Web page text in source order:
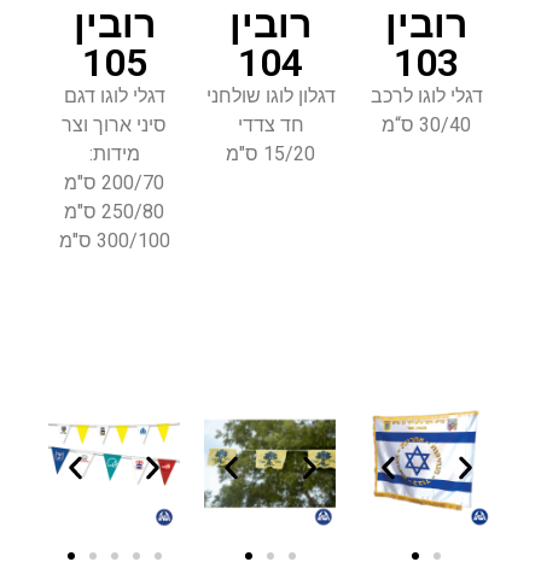
רובין
103
דגלי לוגו לרכב
30/40 ס“מ
רובין
104
דגלון לוגו שולחני
חד צדדי
15/20 ס"מ
רובין
105
דגלי לוגו דגם
סיני ארוך וצר
מידות:
200/70 ס"מ
250/80 ס"מ
300/100 ס"מ